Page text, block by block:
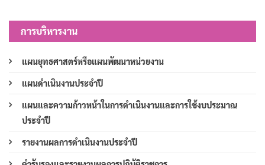
การบริหารงาน
แผนยุทธศาสตร์หรือแผนพัฒนาหน่วยงาน
แผนดำเนินงานประจำปี
แผนและความก้าวหน้าในการดำเนินงานและการใช้งบประมาณ
ประจำปี
รายงานผลการดำเนินงานประจำปี